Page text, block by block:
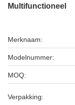
Multifunctioneel
Merknaam:
Modelnummer:
MOQ:
Verpakking: